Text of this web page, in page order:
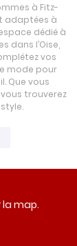
à Fitz-
adaptées à
dédié à
dans l’Oise,
vos
mode pour
Que vous
trouverez
la map.